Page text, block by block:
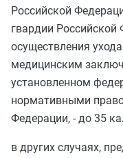
Российской
гвардии Российской
осуществления
медицинским
установленном
нормативными
Федерации, - до 35
в других случаях,